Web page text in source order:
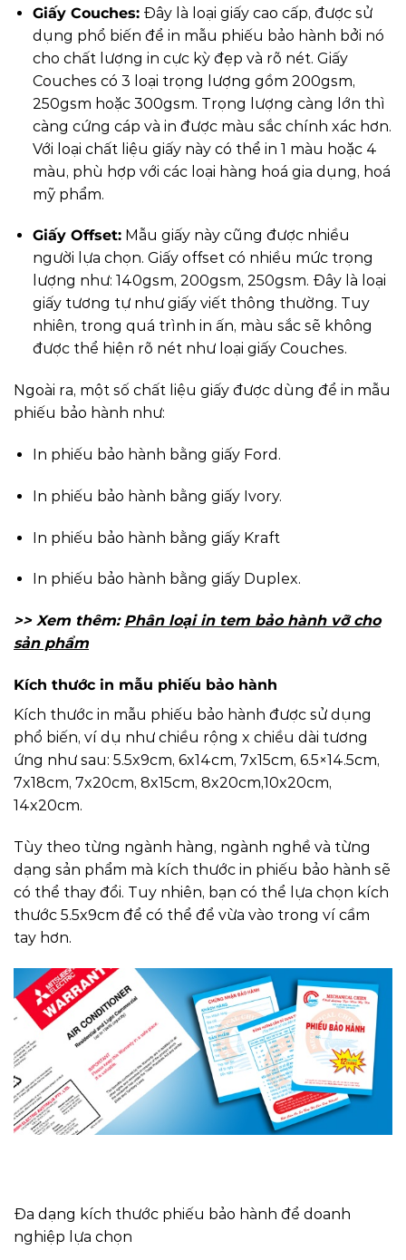
Giấy Couches:Đây là loại giấy cao cấp, được sử
dụng phổ biến để in mẫu phiếu bảo hành bởi nó
cho chất lượng in cực kỳ đẹp và rõ nét. Giấy
Couches có 3 loại trọng lượng gồm 200gsm,
250gsm hoặc 300gsm. Trọng lượng càng lớn thì
càng cứng cáp và in được màu sắc chính xác hơn.
Với loại chất liệu giấy này có thể in 1 màu hoặc 4
màu, phù hợp với các loại hàng hoá gia dụng, hoá
mỹ phẩm.
Giấy Offset:Mẫu giấy này cũng được nhiều
người lựa chọn. Giấy offset có nhiều mức trọng
lượng như: 140gsm, 200gsm, 250gsm. Đây là loại
giấy tương tự như giấy viết thông thường. Tuy
nhiên, trong quá trình in ấn, màu sắc sẽ không
được thể hiện rõ nét như loại giấy Couches.
Ngoài ra, một số chất liệu giấy được dùng để in mẫu
phiếu bảo hành như:
In phiếu bảo hành bằng giấy Ford.
In phiếu bảo hành bằng giấy Ivory.
In phiếu bảo hành bằng giấy Kraft
In phiếu bảo hành bằng giấy Duplex.
>> Xem thêm: Phân loại in tem bảo hành vỡ cho
sản phẩm
Kích thước in mẫu phiếu bảo hành
Kích thước in mẫu phiếu bảo hành được sử dụng
phổ biến, ví dụ như chiều rộng x chiều dài tương
ứng như sau: 5.5x9cm, 6x14cm, 7x15cm, 6.5×14.5cm,
7x18cm, 7x20cm, 8x15cm, 8x20cm,10x20cm,
14x20cm.
Tùy theo từng ngành hàng, ngành nghề và từng
dạng sản phẩm mà kích thước in phiếu bảo hành sẽ
có thể thay đổi. Tuy nhiên, bạn có thể lựa chọn kích
thước 5.5x9cm để có thể để vừa vào trong ví cầm
tay hơn.
Đa dạng kích thước phiếu bảo hành để doanh
nghiệp lựa chọn